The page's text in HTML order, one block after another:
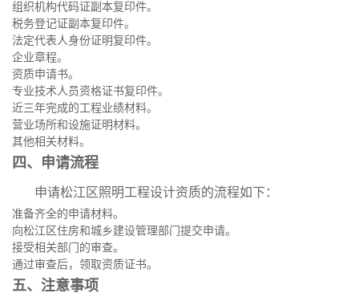
组织机构代码证副本复印件。
税务登记证副本复印件。
法定代表人身份证明复印件。
企业章程。
资质申请书。
专业技术人员资格证书复印件。
近三年完成的工程业绩材料。
营业场所和设施证明材料。
其他相关材料。
四、申请流程
申请松江区照明工程设计资质的流程如下：
准备齐全的申请材料。
向松江区住房和城乡建设管理部门提交申请。
接受相关部门的审查。
通过审查后，领取资质证书。
五、注意事项